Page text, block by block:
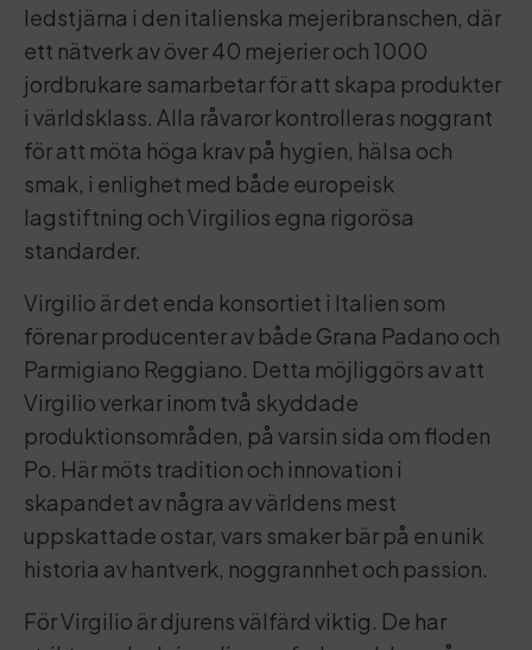
ledstjärna i den italienska mejeribranschen, där
ett nätverk av över 40 mejerier och 1000
jordbrukare samarbetar för att skapa produkter
i världsklass. Alla råvaror kontrolleras noggrant
för att möta höga krav på hygien, hälsa och
smak, i enlighet med både europeisk
lagstiftning och Virgilios egna rigorösa
standarder.
Virgilio är det enda konsortiet i Italien som
förenar producenter av både Grana Padano och
Parmigiano Reggiano. Detta möjliggörs av att
Virgilio verkar inom två skyddade
produktionsområden, på varsin sida om floden
Po. Här möts tradition och innovation i
skapandet av några av världens mest
uppskattade ostar, vars smaker bär på en unik
historia av hantverk, noggrannhet och passion.
För Virgilio är djurens välfärd viktig. De har